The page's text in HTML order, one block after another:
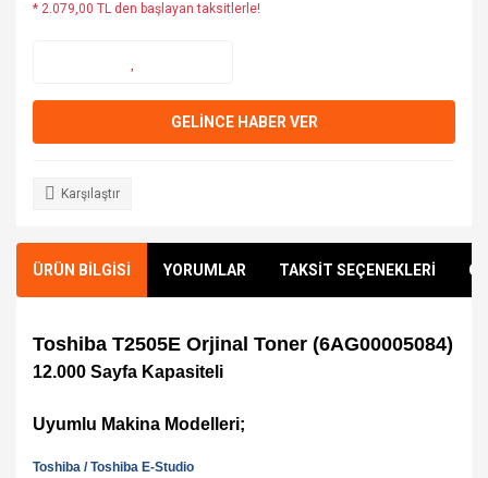
* 2.079,00 TL den başlayan taksitlerle!
GELİNCE HABER VER
Karşılaştır
ÜRÜN BİLGİSİ YORUMLAR TAKSİT SEÇENEKLERİ
Toshiba T2505E Orjinal Toner (6AG00005084)
12.000 Sayfa Kapasiteli
Uyumlu Makina Modelleri;
Toshiba / Toshiba E-Studio